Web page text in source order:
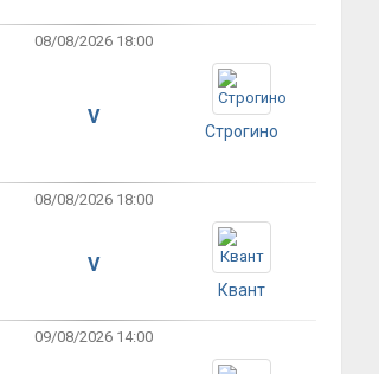
08/08/2026 18:00
V
Строгино
08/08/2026 18:00
V
Квант
09/08/2026 14:00